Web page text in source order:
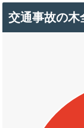
交通事故の木